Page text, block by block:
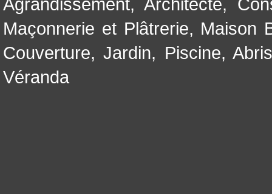
Maçonnerie et Plâtrerie, Maison
Couverture,Jardin, Piscine,
Véranda